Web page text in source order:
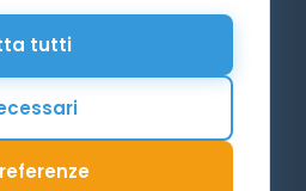
tutti